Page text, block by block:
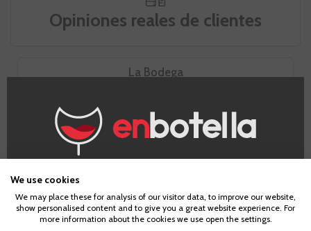
La Bodega
Opiniones reales de clientes
¿Eres mayor de edad?
Para acceder a enbotella, debes tener la edad legal de
tu país de residencia, lo cual es suficiente para
We use cookies
We may place these for analysis of our visitor data, to improve our website,
show personalised content and to give you a great website experience. For
more information about the cookies we use open the settings.